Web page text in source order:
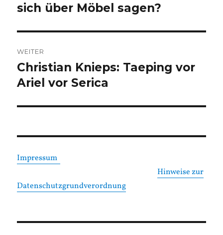
Beitrag:
sich über Möbel sagen?
WEITER
Nächster
Beitrag:
Christian Knieps: Taeping vor
Ariel vor Serica
Impressum
Hinweise zur
Datenschutzgrundverordnung